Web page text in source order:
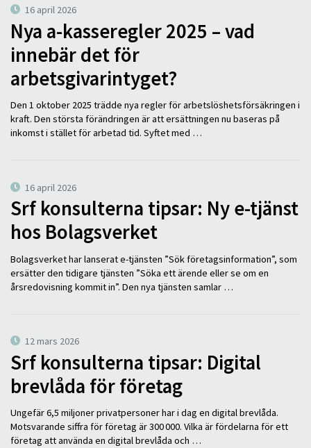
16 april 2026
Nya a-kasseregler 2025 – vad
innebär det för
arbetsgivarintyget?
Den 1 oktober 2025 trädde nya regler för arbetslöshetsförsäkringen i
kraft. Den största förändringen är att ersättningen nu baseras på
inkomst i stället för arbetad tid. Syftet med …
16 april 2026
Srf konsulterna tipsar: Ny e-tjänst
hos Bolagsverket
Bolagsverket har lanserat e-tjänsten ”Sök företagsinformation”, som
ersätter den tidigare tjänsten ”Söka ett ärende eller se om en
årsredovisning kommit in”. Den nya tjänsten samlar …
12 mars 2026
Srf konsulterna tipsar: Digital
brevlåda för företag
Ungefär 6,5 miljoner privatpersoner har i dag en digital brevlåda.
Motsvarande siffra för företag är 300 000. Vilka är fördelarna för ett
företag att använda en digital brevlåda och …